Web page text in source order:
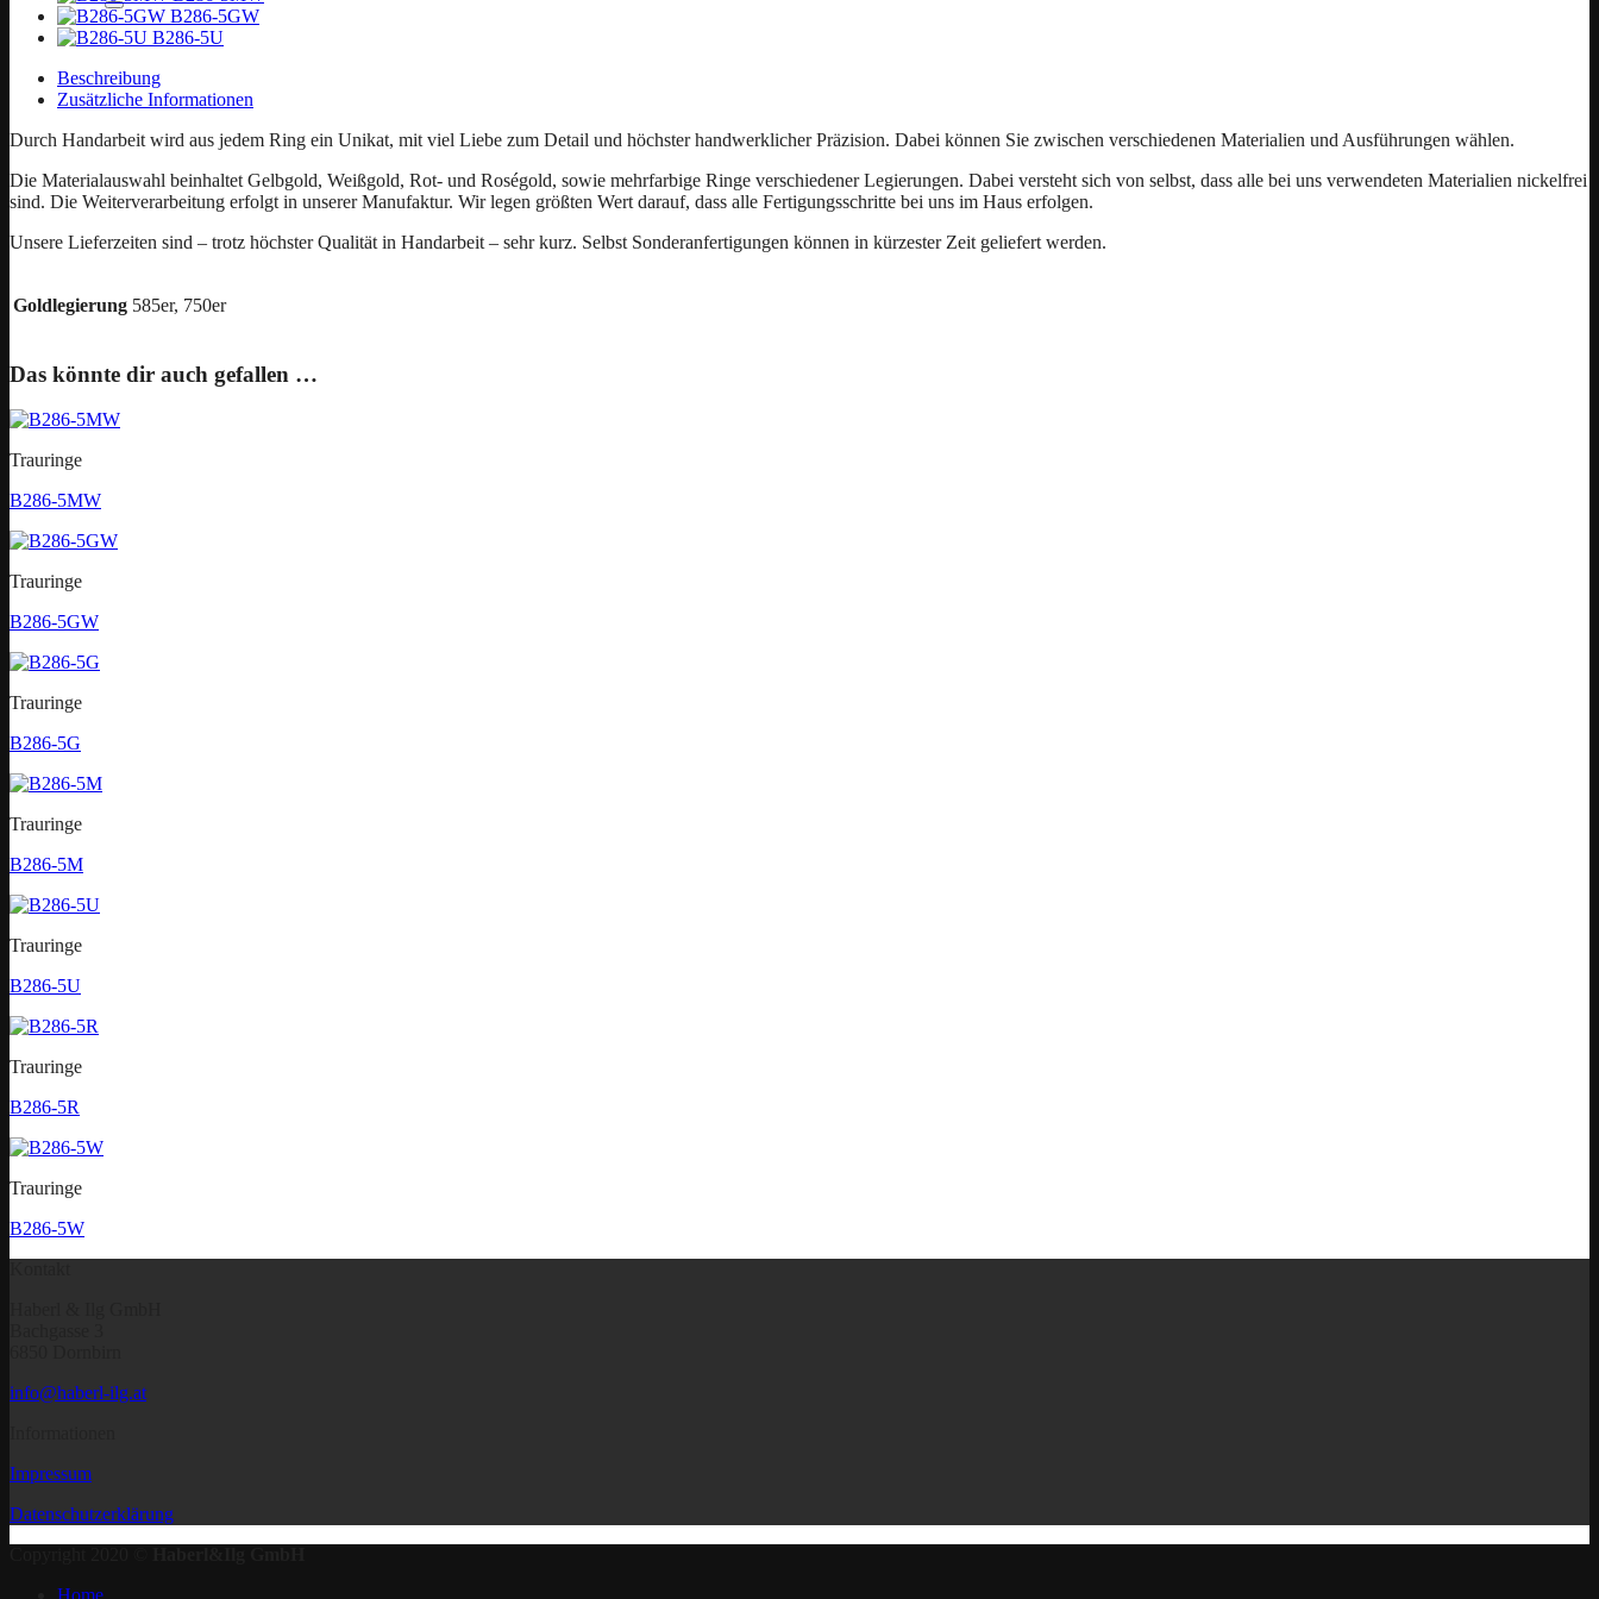
B286-5GW
B286-5U
Beschreibung
Zusätzliche Informationen
Durch Handarbeit wird aus jedem Ring ein Unikat, mit viel Liebe zum Detail und höchster handwerklicher Präzision. Dabei können Sie zwischen verschiedenen Materialien und Ausführungen wählen.
Die Materialauswahl beinhaltet Gelbgold, Weißgold, Rot- und Roségold, sowie mehrfarbige Ringe verschiedener Legierungen. Dabei versteht sich von selbst, dass alle bei uns verwendeten Materialien nickelfrei
sind. Die Weiterverarbeitung erfolgt in unserer Manufaktur. Wir legen größten Wert darauf, dass alle Fertigungsschritte bei uns im Haus erfolgen.
Unsere Lieferzeiten sind – trotz höchster Qualität in Handarbeit – sehr kurz. Selbst Sonderanfertigungen können in kürzester Zeit geliefert werden.
Goldlegierung 585er, 750er
Das könnte dir auch gefallen …
Trauringe
B286-5MW
Trauringe
B286-5GW
Trauringe
B286-5G
Trauringe
B286-5M
Trauringe
B286-5U
Trauringe
B286-5R
Trauringe
B286-5W
info@haberl-ilg.at
Impressum
Datenschutzerklärung